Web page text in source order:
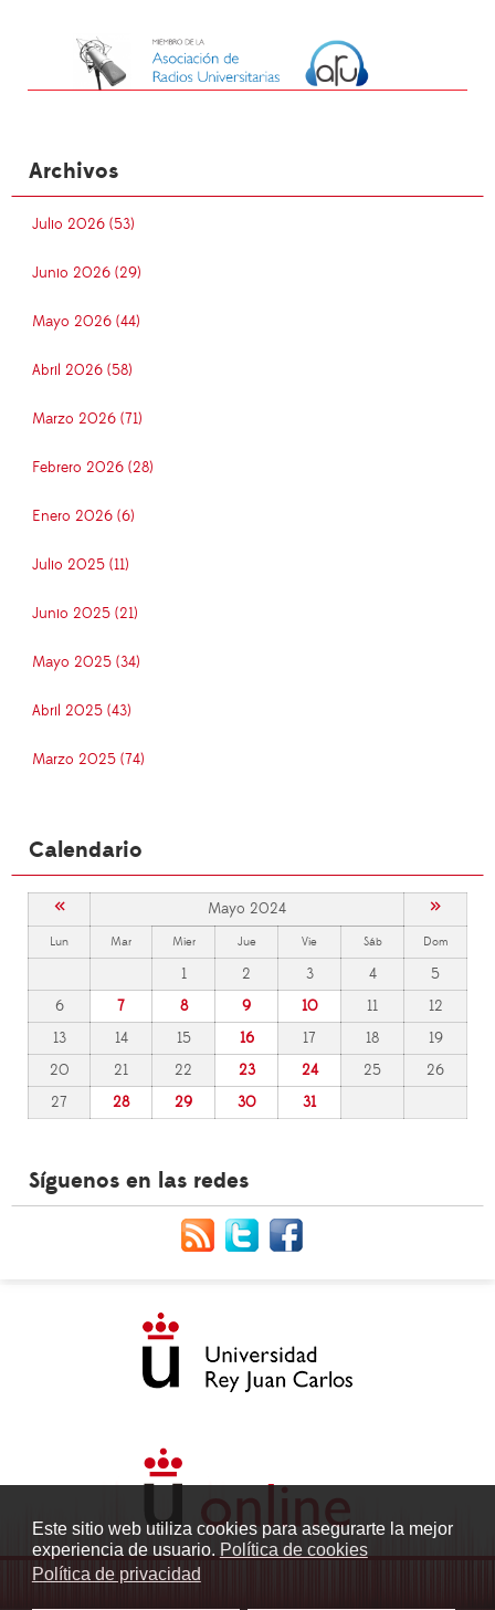
Este sitio web utiliza cookies para asegurarte la mejor
experiencia de usuario. Política de cookies
Política de privacidad
Archivos
Julio 2026 (53)
Junio 2026 (29)
Mayo 2026 (44)
Abril 2026 (58)
Marzo 2026 (71)
Febrero 2026 (28)
Enero 2026 (6)
Julio 2025 (11)
Junio 2025 (21)
Mayo 2025 (34)
Abril 2025 (43)
Marzo 2025 (74)
Calendario
« Mayo 2024 »
Lun Mar Mier Jue Vie Sáb Dom
1 2 3 4
5
6
7 8 9 10 11
12
13
14 15 16 17 18
19
20
21 22 23 24 25
26
27
28 29 30 31
Síguenos en las redes